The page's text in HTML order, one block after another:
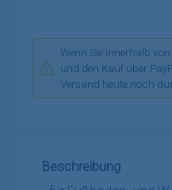
Wenn Sie innerhalb von
und den Kauf über
Versand heute noch
Beschreibung